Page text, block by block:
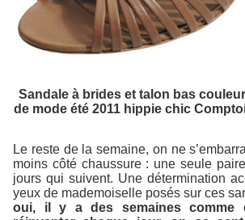
Sandale à brides et talon bas
de mode été 2011 hippie chic
Le reste de la semaine, on ne
moins côté chaussure : une seule
jours qui suivent. Une détermination
yeux de mademoiselle posés sur ces
oui, il y a des semaines comme